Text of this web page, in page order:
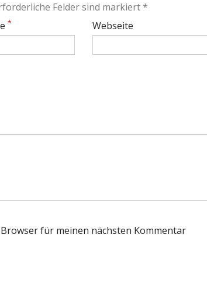
Felder sind markiert *
* Webseite
für meinen nächsten Kommentar